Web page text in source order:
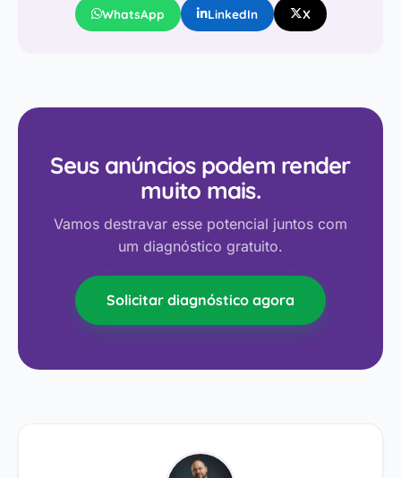
WhatsApp LinkedIn X
Seus anúncios podem render
muito mais.
Vamos destravar esse potencial juntos com
um diagnóstico gratuito.
Solicitar diagnóstico agora